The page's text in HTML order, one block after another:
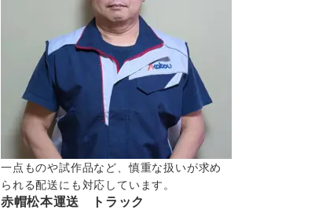
一点ものや試作品など、慎重な扱いが求め
られる配送にも対応しています。
赤帽松本運送 トラック